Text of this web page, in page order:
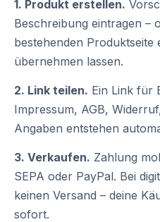
1. Produkt erstellen.
Beschreibung eintragen –
bestehenden
übernehmen lassen.
2. Link teilen. Ein Link für
Impressum, AGB,
Angaben entstehen
3. Verkaufen. Zahlung
SEPA oder PayPal. Bei
keinen Versand – deine
sofort.